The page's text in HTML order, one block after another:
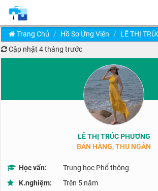
Trang Chủ Hồ Sơ Ứng Viên
LÊ THỊ
Cập nhật 4 tháng trước
LÊ THỊ TRÚC PHƯƠNG
BÁN HÀNG, THU NGÂN
Học vấn:
Trung học Phổ thông
K.nghiệm:
Trên 5 năm